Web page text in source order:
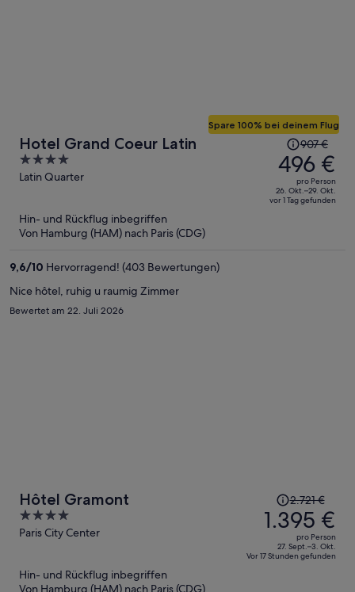
Hotel Grand Coeur Latin
4
out
5
Latin Quarter
Spare 100% bei deinem Flug
Der
Preis
betrug
907 €,
jetzt
907 €
496 €
pro Person
26. Okt.–29. Okt.
vor 1 Tag gefunden
Hin- und Rückflug inbegriffen
Von Hamburg (HAM) nach Paris (CDG)
9,6/10 Hervorragend! (403 Bewertungen)
Nice hôtel, ruhig u raumig Zimmer
Bewertet am 22. Juli 2026
Hôtel Gramont
4
out
Paris City Center
Der
Preis
betrug
2.721 €,
jetzt
2.721 €
1.395 €
pro Person
27. Sept.–3. Okt.
Vor 17 Stunden gefunden
Hin- und Rückflug inbegriffen
Von Hamburg (HAM) nach Paris (CDG)